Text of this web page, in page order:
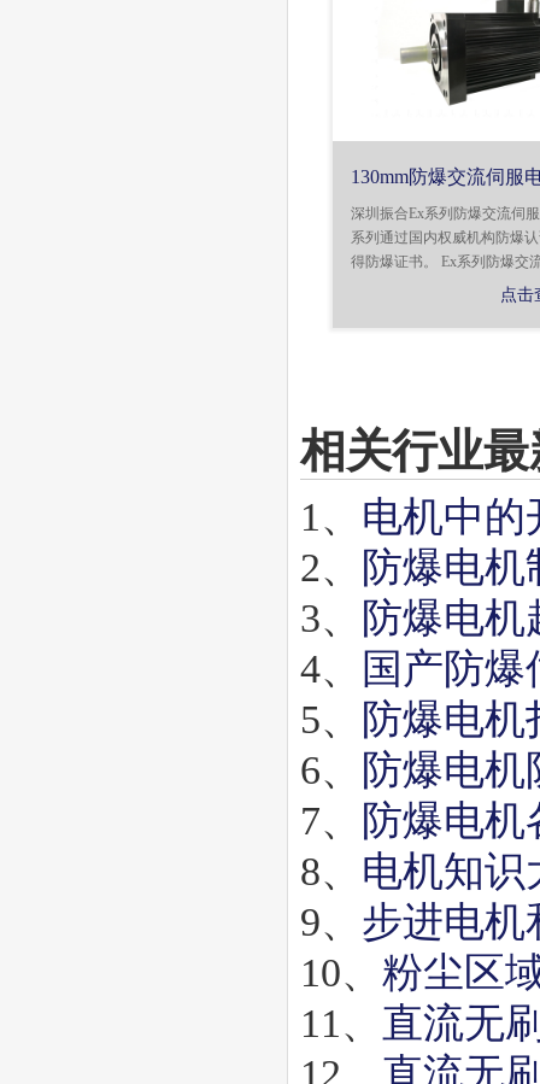
130mm防爆交流伺服
深圳振合Ex系列防爆交流伺
系列通过国内权威机构防爆
得防爆证书。 Ex系列防爆交
点击
相关行业
1、 电机中的
2、
防爆电
3、
防爆电
4、
国产防
5、
防爆电
6、
防爆电
7、
防爆电
8、 电机知识
9、 步进电机
10、 粉尘区
11、 直流无
12、 直流无